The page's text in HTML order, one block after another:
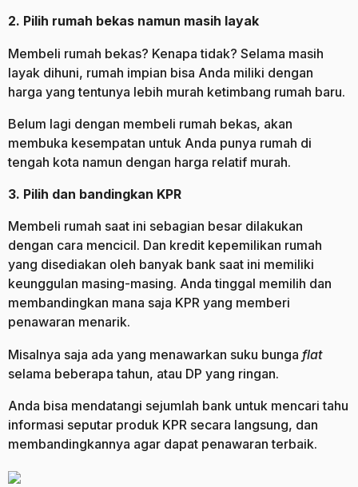
2. Pilih rumah bekas namun masih layak
Membeli rumah bekas? Kenapa tidak? Selama masih
layak dihuni, rumah impian bisa Anda miliki dengan
harga yang tentunya lebih murah ketimbang rumah baru.
Belum lagi dengan membeli rumah bekas, akan
membuka kesempatan untuk Anda punya rumah di
tengah kota namun dengan harga relatif murah.
3. Pilih dan bandingkan KPR
Membeli rumah saat ini sebagian besar dilakukan
dengan cara mencicil. Dan kredit kepemilikan rumah
yang disediakan oleh banyak bank saat ini memiliki
keunggulan masing-masing. Anda tinggal memilih dan
membandingkan mana saja KPR yang memberi
penawaran menarik.
Misalnya saja ada yang menawarkan suku bunga flat
selama beberapa tahun, atau DP yang ringan.
Anda bisa mendatangi sejumlah bank untuk mencari tahu
informasi seputar produk KPR secara langsung, dan
membandingkannya agar dapat penawaran terbaik.